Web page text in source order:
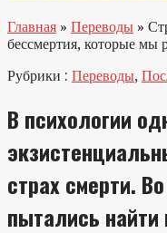
Главная » Переводы »
бессмертия, которые мы
Рубрики : Переводы,
В психологии
страх смерти.
пытались